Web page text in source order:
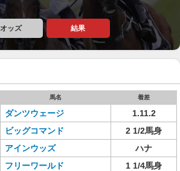
オッズ 結果
馬名 着差
ダンツウェージ
1.11.2
ビッグコマンド
2 1/2馬身
アインウッズ
ハナ
フリーワールド
1 1/4馬身